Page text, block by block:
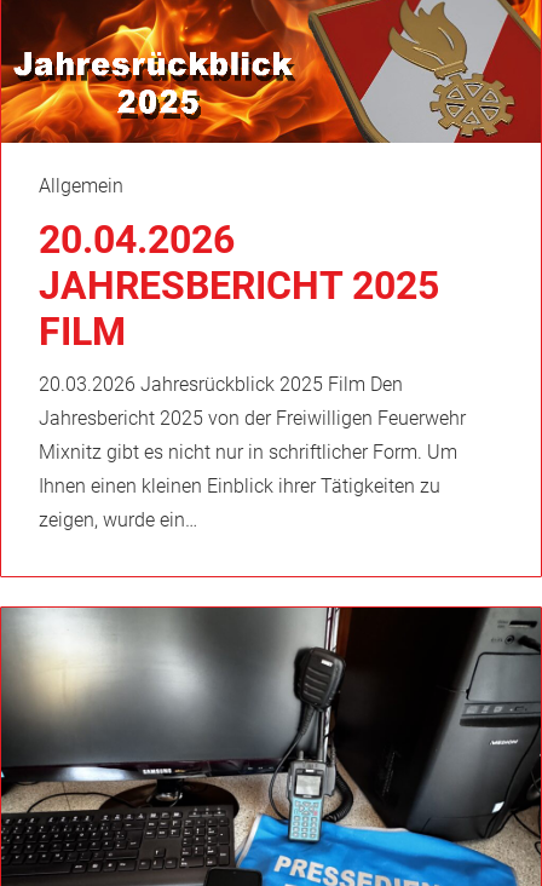
Allgemein
20.04.2026
JAHRESBERICHT 2025
FILM
20.03.2026 Jahresrückblick 2025 Film Den
Jahresbericht 2025 von der Freiwilligen Feuerwehr
Mixnitz gibt es nicht nur in schriftlicher Form. Um
Ihnen einen kleinen Einblick ihrer Tätigkeiten zu
zeigen, wurde ein…